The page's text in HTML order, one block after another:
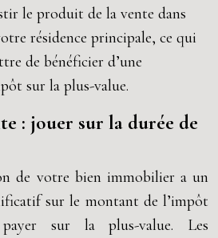
le produit de la vente dans
résidence principale, ce qui
de bénéficier d’une
sur la plus-value.
: jouer sur la durée de
de votre bien immobilier a un
sur le montant de l’impôt
sur la plus-value. Les